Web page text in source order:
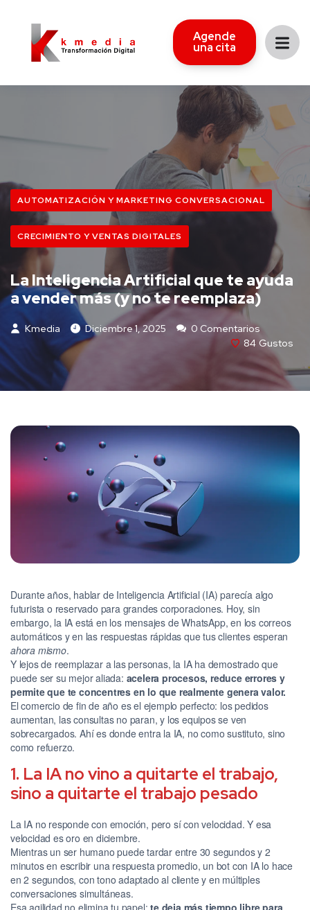
Agende
una cita
AUTOMATIZACIÓN Y MARKETING CONVERSACIONAL
CRECIMIENTO Y VENTAS DIGITALES
La Inteligencia Artificial que te ayuda
a vender más (y no te reemplaza)
Kmedia Diciembre 1, 2025
0 Comentarios
84 Gustos
Durante años, hablar de Inteligencia Artificial (IA) parecía algo
futurista o reservado para grandes corporaciones. Hoy, sin
embargo, la IA está en los mensajes de WhatsApp, en los correos
automáticos y en las respuestas rápidas que tus clientes esperan
ahora mismo.
Y lejos de reemplazar a las personas, la IA ha demostrado que
puede ser su mejor aliada: acelera procesos, reduce errores y
permite que te concentres en lo que realmente genera valor.
El comercio de fin de año es el ejemplo perfecto: los pedidos
aumentan, las consultas no paran, y los equipos se ven
sobrecargados. Ahí es donde entra la IA, no como sustituto, sino
como refuerzo.
1. La IA no vino a quitarte el trabajo,
sino a quitarte el trabajo pesado
La IA no responde con emoción, pero sí con velocidad. Y esa
velocidad es oro en diciembre.
Mientras un ser humano puede tardar entre 30 segundos y 2
minutos en escribir una respuesta promedio, un bot con IA lo hace
en 2 segundos, con tono adaptado al cliente y en múltiples
conversaciones simultáneas.